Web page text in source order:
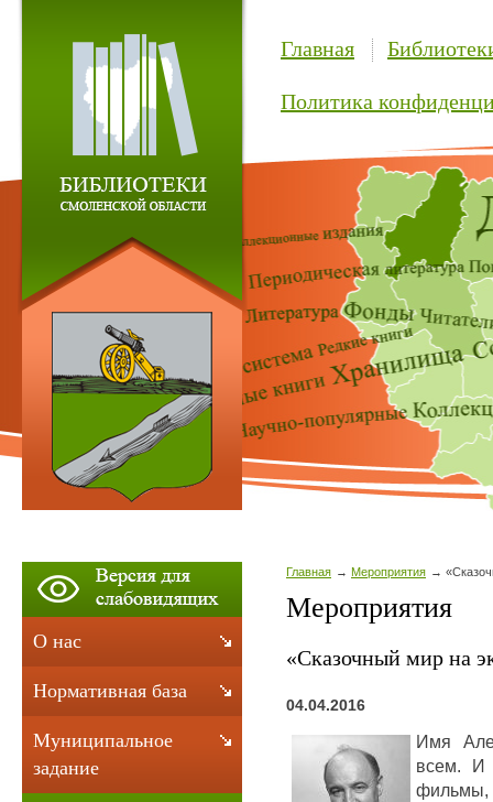
Главная
Политика
Главная Мероприятия
Мероприятия
«Сказочный мир на
04.04.2016
Имя
всем. И
фильмы,
О нас
Нормативная база
Муниципальное
задание